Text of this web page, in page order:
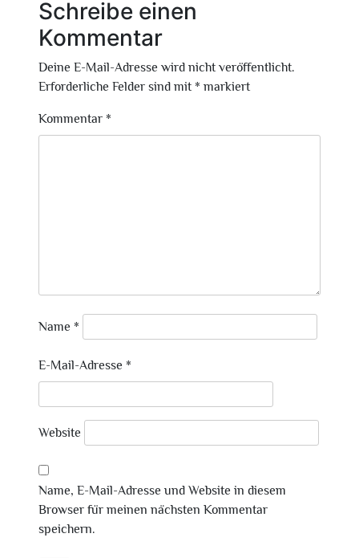
Schreibe einen
Kommentar
Deine E-Mail-Adresse wird nicht veröffentlicht.
Erforderliche Felder sind mit * markiert
Kommentar *
Name *
E-Mail-Adresse *
Website
Name, E-Mail-Adresse und Website in diesem
Browser für meinen nächsten Kommentar
speichern.